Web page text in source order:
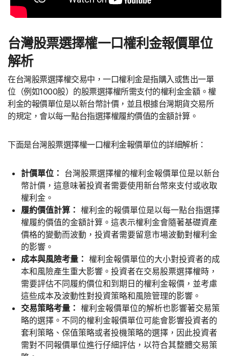
台灣股票選擇權一口權利金報價單位
解析
在台灣股票選擇權交易中，一口權利金是指購入或售出一單
位（例如1000股）的股票選擇權所需支付的權利金金額。權
利金的報價單位是以新台幣計價，並且根據台灣期貨交易所
的規定，會以每一點台指選擇權履約價值的金額計算。
下面是台灣股票選擇權一口權利金報價單位的詳細解析：
計價單位： 台灣股票選擇權的權利金報價單位是以新台
幣計價，這意味著投資者需要使用新台幣來支付或收取
權利金。
履約價值計算： 權利金的報價單位是以每一點台指選擇
權履約價值的金額計算。這表示權利金會隨著基礎資產
價格的變動而波動，投資者需要留意市場波動對權利金
的影響。
成本與風險考量： 權利金報價單位的大小對投資者的成
本和風險產生重大影響。投資者在交易股票選擇權時，
需要評估不同履約價位和到期日的權利金報價，並考慮
這些成本及波動性對投資策略和風險管理的影響。
交易策略考量： 權利金報價單位的解析也影響著交易策
略的選擇。不同的權利金報價單位可能會影響投資者的
套利策略、保值策略或者投機策略的選擇，因此投資者
需對不同報價單位進行仔細評估，以符合其整體交易策